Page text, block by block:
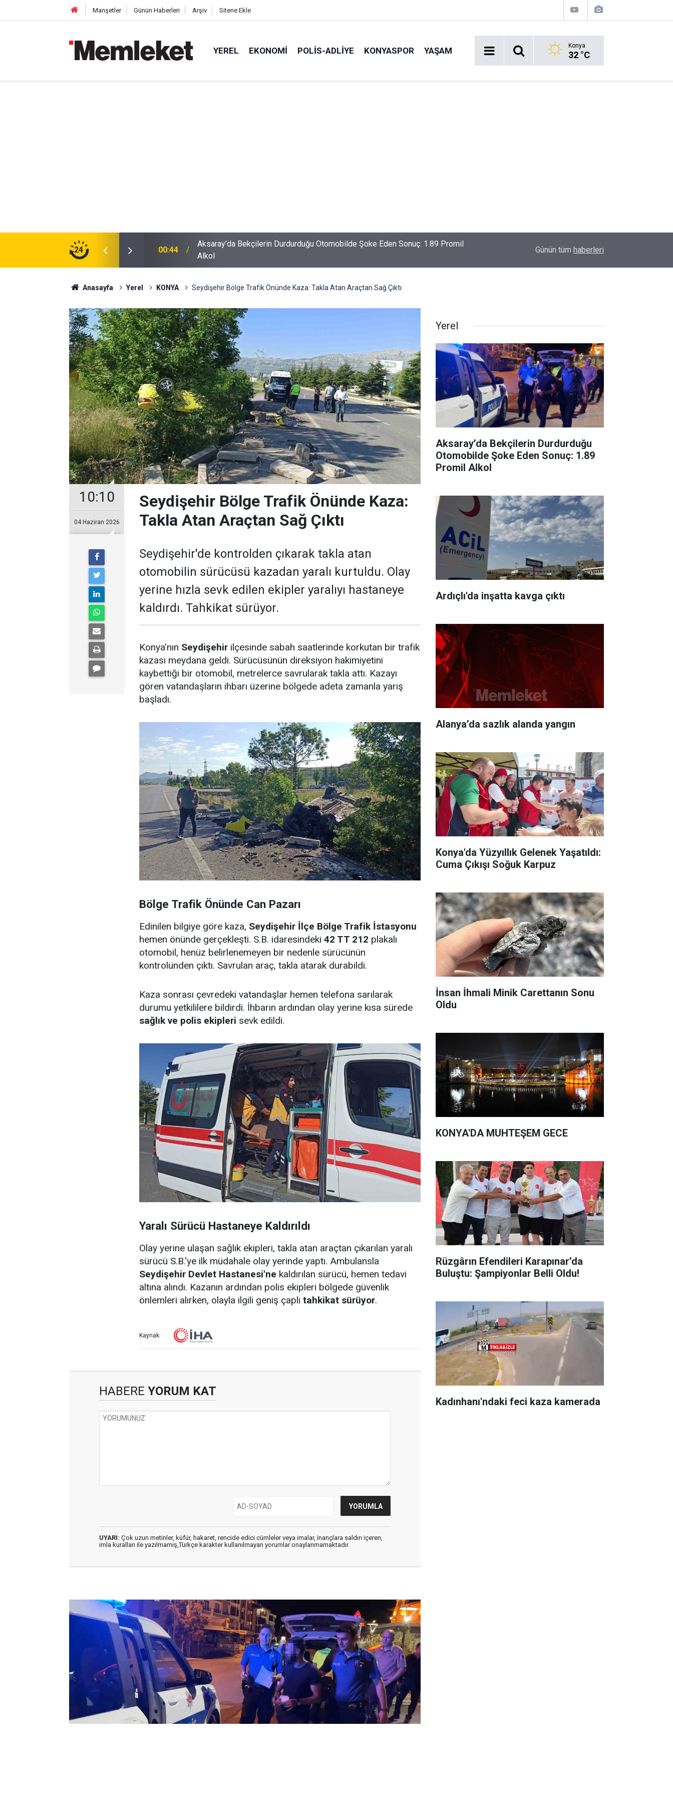
Manşetler Günün Haberleri Arşiv Sitene Ekle
YEREL EKONOMI POLİS-ADLİYE KONYASPOR YAŞAM Konya
32 °C
24
Otomobilde Şoke Eden Sonuç: 1.89 Promil
00:41 Polatlı-Haymana-Konya hattı bölünmüş yol oluyor Erkin Koray'ı bir tek onlar hatırladı
Günün tüm haberleri
Anasayfa Yerel KONYA Seydişehir Bölge Trafik Önünde Kaza: Takla Atan Araçtan Sağ Çıktı
10:10
04 Haziran 2026
Seydişehir Bölge Trafik Önünde Kaza:
Takla Atan Araçtan Sağ Çıktı
Seydişehir'de kontrolden çıkarak takla atan
otomobilin sürücüsü kazadan yaralı kurtuldu. Olay
yerine hızla sevk edilen ekipler yaralıyı hastaneye
kaldırdı. Tahkikat sürüyor.
Konya’nın Seydişehir ilçesinde sabah saatlerinde korkutan bir trafik
kazası meydana geldi. Sürücüsünün direksiyon hakimiyetini
kaybettiği bir otomobil, metrelerce savrularak takla attı. Kazayı
gören vatandaşların ihbarı üzerine bölgede adeta zamanla yarış
başladı.
Bölge Trafik Önünde Can Pazarı
Edinilen bilgiye göre kaza, Seydişehir İlçe Bölge Trafik İstasyonu
hemen önünde gerçekleşti. S.B. idaresindeki 42 TT 212 plakalı
otomobil, henüz belirlenemeyen bir nedenle sürücünün
kontrolünden çıktı. Savrulan araç, takla atarak durabildi.
Kaza sonrası çevredeki vatandaşlar hemen telefona sarılarak
durumu yetkililere bildirdi. İhbarın ardından olay yerine kısa sürede
sağlık ve polis ekipleri sevk edildi.
Yaralı Sürücü Hastaneye Kaldırıldı
Olay yerine ulaşan sağlık ekipleri, takla atan araçtan çıkarılan yaralı
sürücü S.B.'ye ilk müdahale olay yerinde yaptı. Ambulansla
Seydişehir Devlet Hastanesi'ne kaldırılan sürücü, hemen tedavi
altına alındı. Kazanın ardından polis ekipleri bölgede güvenlik
önlemleri alırken, olayla ilgili geniş çaplı tahkikat sürüyor.
Kaynak:
HABERE YORUM KAT
UYARI: Çok uzun metinler, küfür, hakaret, rencide edici cümleler veya imalar, inançlara saldırı içeren,
imla kuralları ile yazılmamış,Türkçe karakter kullanılmayan yorumlar onaylanmamaktadır.
Yerel
Aksaray’da Bekçilerin Durdurduğu
Otomobilde Şoke Eden Sonuç: 1.89
Promil Alkol
Ardıçlı'da inşatta kavga çıktı
Alanya’da sazlık alanda yangın
Konya'da Yüzyıllık Gelenek Yaşatıldı:
Cuma Çıkışı Soğuk Karpuz
İnsan İhmali Minik Carettanın Sonu
Oldu
KONYA'DA MUHTEŞEM GECE
Rüzgârın Efendileri Karapınar’da
Buluştu: Şampiyonlar Belli Oldu!
Kadınhanı'ndaki feci kaza kamerada